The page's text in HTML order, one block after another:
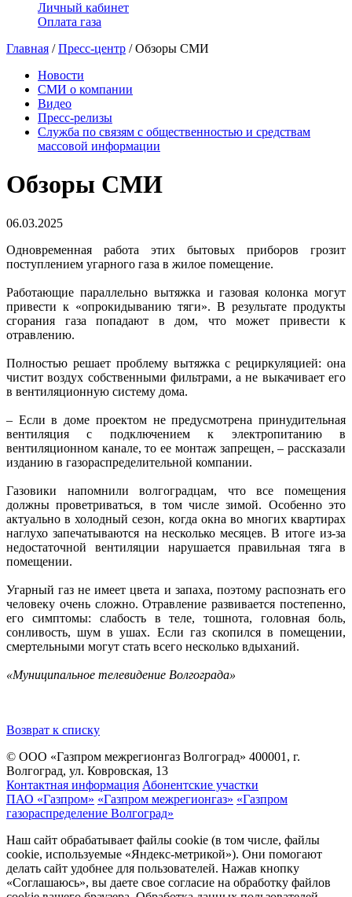
Личный кабинет
Оплата газа
Главная /Пресс-центр / Обзоры СМИ
Новости
СМИ о компании
Видео
Пресс-релизы
Служба по связям с общественностью и средствам
массовой информации
Обзоры СМИ
06.03.2025
Одновременная работа этих бытовых приборов грозит
поступлением угарного газа в жилое помещение.
Работающие параллельно вытяжка и газовая колонка могут
привести к «опрокидыванию тяги». В результате продукты
сгорания газа попадают в дом, что может привести к
отравлению.
Полностью решает проблему вытяжка с рециркуляцией: она
чистит воздух собственными фильтрами, а не выкачивает его
в вентиляционную систему дома.
– Если в доме проектом не предусмотрена принудительная
вентиляция с подключением к электропитанию в
вентиляционном канале, то ее монтаж запрещен, – рассказали
изданию в газораспределительной компании.
Газовики напомнили волгоградцам, что все помещения
должны проветриваться, в том числе зимой. Особенно это
актуально в холодный сезон, когда окна во многих квартирах
наглухо запечатываются на несколько месяцев. В итоге из-за
недостаточной вентиляции нарушается правильная тяга в
помещении.
Угарный газ не имеет цвета и запаха, поэтому распознать его
человеку очень сложно. Отравление развивается постепенно,
его симптомы: слабость в теле, тошнота, головная боль,
сонливость, шум в ушах. Если газ скопился в помещении,
смертельными могут стать всего несколько вдыханий.
«Муниципальное телевидение Волгограда»
Возврат к списку
© ООО «Газпром межрегионгаз Волгоград» 400001, г.
Волгоград, ул. Ковровская, 13
Контактная информация Абонентские участки
ПАО «Газпром» «Газпром межрегионгаз» «Газпром
газораспределение Волгоград»
Наш сайт обрабатывает файлы cookie (в том числе, файлы
cookie, используемые «Яндекс-метрикой»). Они помогают
делать сайт удобнее для пользователей. Нажав кнопку
«Соглашаюсь», вы даете свое согласие на обработку файлов